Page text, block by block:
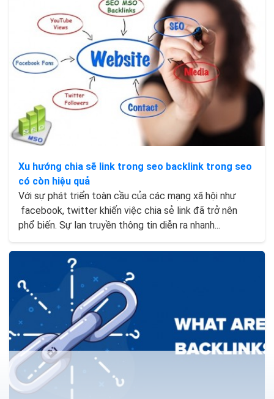
Xu hướng chia sẽ link trong seo backlink trong seo
có còn hiệu quả
Với sự phát triển toàn cầu của các mạng xã hội như
facebook, twitter khiến việc chia sẻ link đã trở nên
phổ biến. Sự lan truyền thông tin diễn ra nhanh...